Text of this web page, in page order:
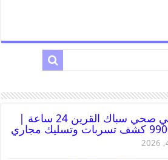
رقم فني صحي سباك القرين 24 ساعة |
مجاري